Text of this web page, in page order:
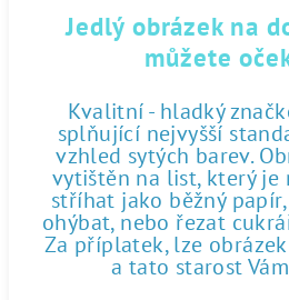
Jedlý obrázek na
můžete
Kvalitní - hladký
splňující nejvyšší
vzhled sytých barev.
vytištěn na list, který je
stříhat jako běžný
ohýbat, nebo řezat
Za příplatek, lze
a tato starost